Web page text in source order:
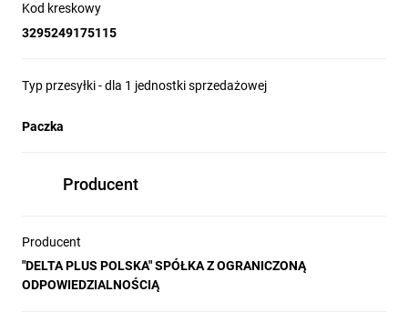
Kod kreskowy
3295249175115
Typ przesyłki - dla 1 jednostki sprzedażowej
Paczka
Producent
Producent
"DELTA PLUS POLSKA" SPÓŁKA Z OGRANICZONĄ
ODPOWIEDZIALNOŚCIĄ